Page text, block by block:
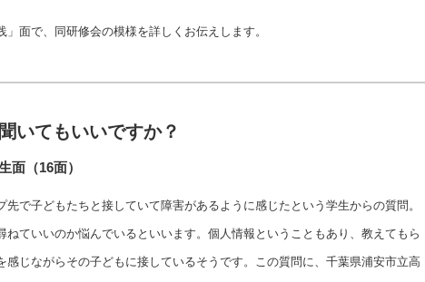
」面で、同研修会の模様を詳しくお伝えします。
いてもいいですか？
面（16面）
先で子どもたちと接していて障害があるように感じたという学生からの質問。
ねていいのか悩んでいるといいます。個人情報ということもあり、教えてもら
感じながらその子どもに接しているそうです。この質問に、千葉県浦安市立高